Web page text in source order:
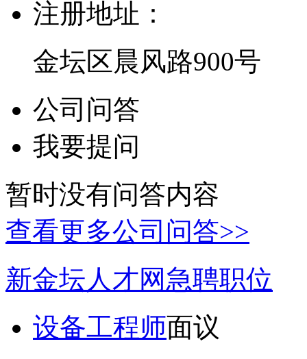
注册地址：
金坛区晨风路900号
公司问答
我要提问
暂时没有问答内容
查看更多公司问答>>
新金坛人才网急聘职位
设备工程师面议